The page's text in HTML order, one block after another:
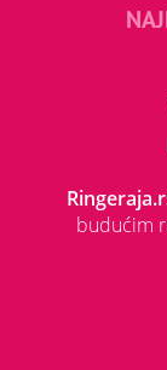
budućim